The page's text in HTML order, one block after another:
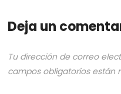
Deja un
Tu dirección de correo
campos obligatorios están